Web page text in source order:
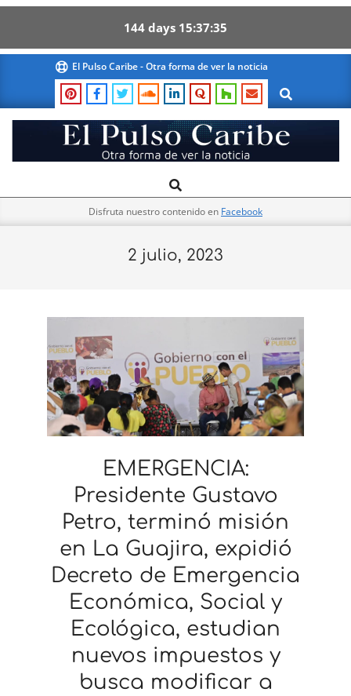
144 days 15 37 34
content
El Pulso Caribe - Otra forma de ver la noticia
Search
El
Pulso
Navigation
Search
Disfruta nuestro contenido en Facebook
2 julio, 2023
EMERGENCIA:
Presidente Gustavo
Petro, terminó misión
en La Guajira, expidió
Decreto de Emergencia
Económica, Social y
Ecológica, estudian
nuevos impuestos y
busca modificar a